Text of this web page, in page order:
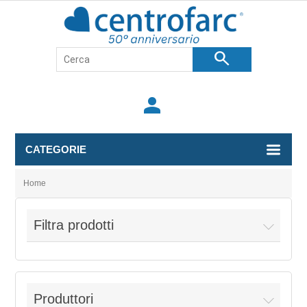
search
person
CATEGORIE
Home
Filtra prodotti
Produttori